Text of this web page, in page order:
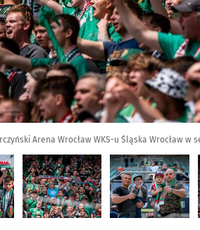
Arena Wrocław WKS-u Śląska Wrocław w